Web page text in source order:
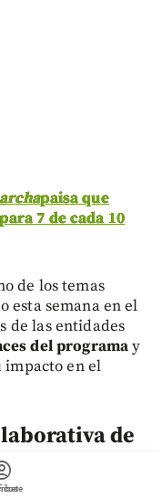
paisa que
7 de cada 10
de los temas
esta semana en el
de las entidades
del programay
impacto en el
de